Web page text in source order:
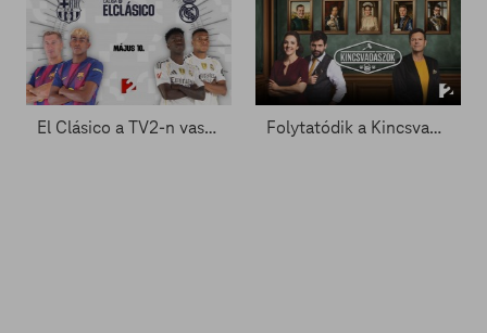
El Clásico a TV2-n vasárnap este Folytatódik a Kincsvadászok, újra lehet jelentkezni